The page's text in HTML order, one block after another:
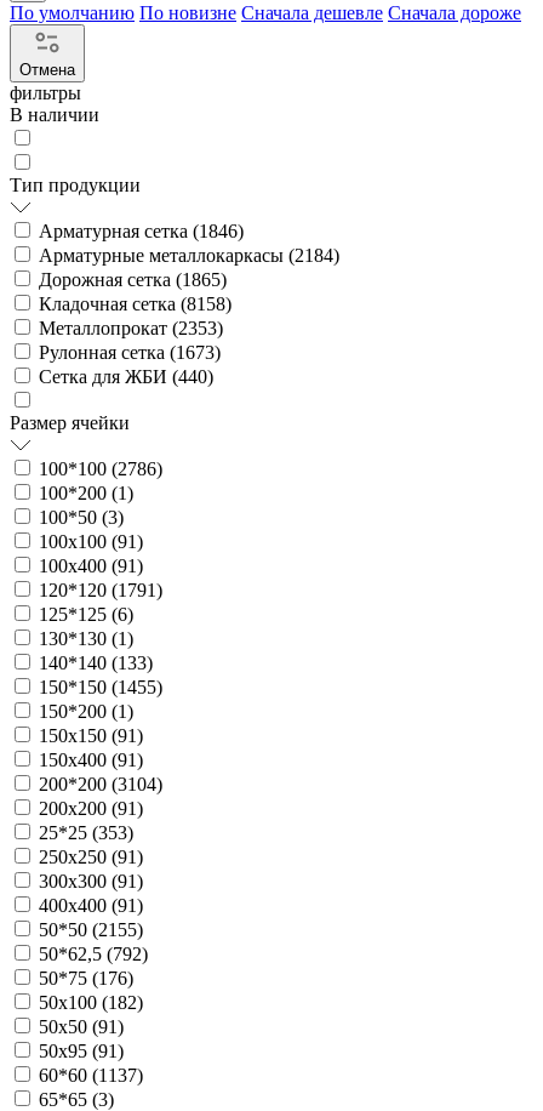
По умолчанию По новизне Сначала дешевле Сначала дороже
Отмена
фильтры
В наличии
Тип продукции
Арматурная сетка (1846)
Арматурные металлокаркасы (2184)
Дорожная сетка (1865)
Кладочная сетка (8158)
Металлопрокат (2353)
Рулонная сетка (1673)
Сетка для ЖБИ (440)
Размер ячейки
100*100 (2786)
100*200 (1)
100*50 (3)
100х100 (91)
100х400 (91)
120*120 (1791)
125*125 (6)
130*130 (1)
140*140 (133)
150*150 (1455)
150*200 (1)
150х150 (91)
150х400 (91)
200*200 (3104)
200х200 (91)
25*25 (353)
250х250 (91)
300х300 (91)
400х400 (91)
50*50 (2155)
50*62,5 (792)
50*75 (176)
50х100 (182)
50х50 (91)
50х95 (91)
60*60 (1137)
65*65 (3)